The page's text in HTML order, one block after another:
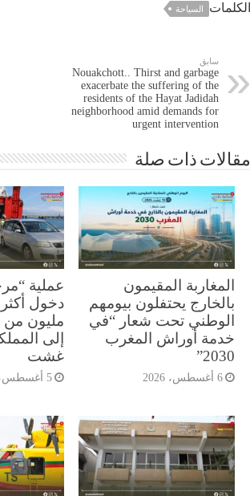
الكلمات السياحة
سابق
Nouakchott.. Thirst and garbage
exacerbate the suffering of the
residents of the Hayat Jadidah
neighborhood amid demands for
urgent intervention
مقالات ذات صلة
المغاربة المقيمون
بالخارج يحتفلون بيومهم
الوطني تحت شعار “في
خدمة أوراش المغرب
2030”
6 أغسطس، 2026
مليون من
إلى
غشت
5 أغسطس، 2026